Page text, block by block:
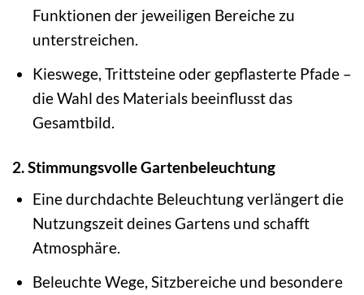
Funktionen der jeweiligen Bereiche zu
unterstreichen.
Kieswege, Trittsteine oder gepflasterte Pfade –
die Wahl des Materials beeinflusst das
Gesamtbild.
2. Stimmungsvolle Gartenbeleuchtung
Eine durchdachte Beleuchtung verlängert die
Nutzungszeit deines Gartens und schafft
Atmosphäre.
Beleuchte Wege, Sitzbereiche und besondere